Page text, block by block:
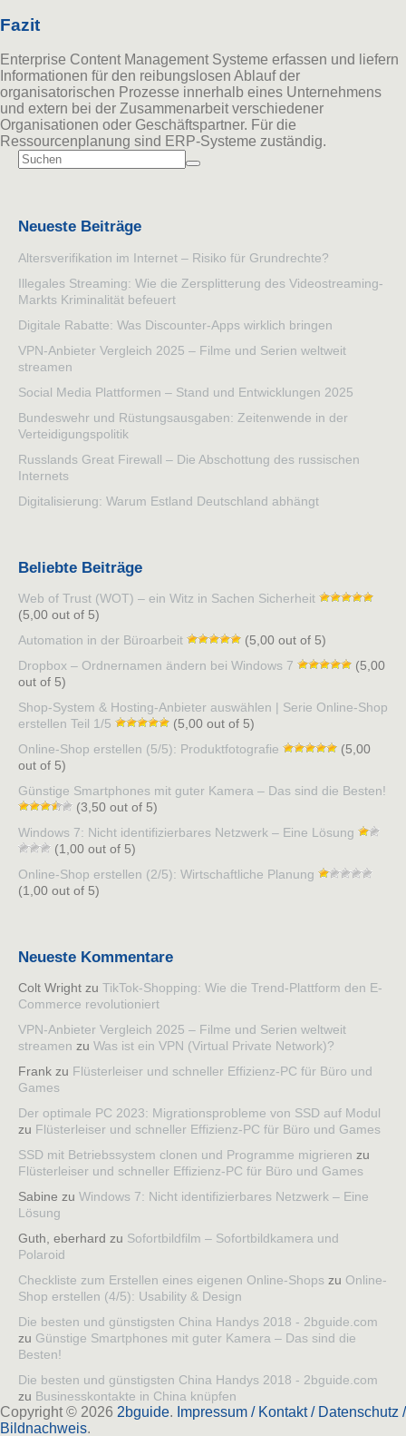
Fazit
Enterprise Content Management Systeme erfassen und liefern
Informationen für den reibungslosen Ablauf der
organisatorischen Prozesse innerhalb eines Unternehmens
und extern bei der Zusammenarbeit verschiedener
Organisationen oder Geschäftspartner. Für die
Ressourcenplanung sind ERP-Systeme zuständig.
Neueste Beiträge
Altersverifikation im Internet – Risiko für Grundrechte?
Illegales Streaming: Wie die Zersplitterung des Videostreaming-
Markts Kriminalität befeuert
Digitale Rabatte: Was Discounter-Apps wirklich bringen
VPN-Anbieter Vergleich 2025 – Filme und Serien weltweit
streamen
Social Media Plattformen – Stand und Entwicklungen 2025
Bundeswehr und Rüstungsausgaben: Zeitenwende in der
Verteidigungspolitik
Russlands Great Firewall – Die Abschottung des russischen
Internets
Digitalisierung: Warum Estland Deutschland abhängt
Beliebte Beiträge
Web of Trust (WOT) – ein Witz in Sachen Sicherheit
(5,00 out of 5)
Automation in der Büroarbeit
(5,00 out of 5)
Dropbox – Ordnernamen ändern bei Windows 7
(5,00
out of 5)
Shop-System & Hosting-Anbieter auswählen | Serie Online-Shop
erstellen Teil 1/5
(5,00 out of 5)
Online-Shop erstellen (5/5): Produktfotografie
(5,00
out of 5)
Günstige Smartphones mit guter Kamera – Das sind die Besten!
(3,50 out of 5)
Windows 7: Nicht identifizierbares Netzwerk – Eine Lösung
(1,00 out of 5)
Online-Shop erstellen (2/5): Wirtschaftliche Planung
(1,00 out of 5)
Neueste Kommentare
Colt Wright zu TikTok-Shopping: Wie die Trend-Plattform den E-
Commerce revolutioniert
VPN-Anbieter Vergleich 2025 – Filme und Serien weltweit
streamen zu Was ist ein VPN (Virtual Private Network)?
Frank zu Flüsterleiser und schneller Effizienz-PC für Büro und
Games
Der optimale PC 2023: Migrationsprobleme von SSD auf Modul
zu Flüsterleiser und schneller Effizienz-PC für Büro und Games
SSD mit Betriebssystem clonen und Programme migrieren zu
Flüsterleiser und schneller Effizienz-PC für Büro und Games
Sabine zu Windows 7: Nicht identifizierbares Netzwerk – Eine
Lösung
Guth, eberhard zu Sofortbildfilm – Sofortbildkamera und
Polaroid
Checkliste zum Erstellen eines eigenen Online-Shops zu Online-
Shop erstellen (4/5): Usability & Design
Die besten und günstigsten China Handys 2018 - 2bguide.com
zu Günstige Smartphones mit guter Kamera – Das sind die
Besten!
Die besten und günstigsten China Handys 2018 - 2bguide.com
zu Businesskontakte in China knüpfen
Copyright © 2026 2bguide. Impressum / Kontakt / Datenschutz /
Bildnachweis.